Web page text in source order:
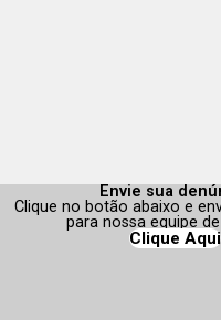
Envie sua
Clique no botão abaixo e
para nossa equipe
Clique Aqui